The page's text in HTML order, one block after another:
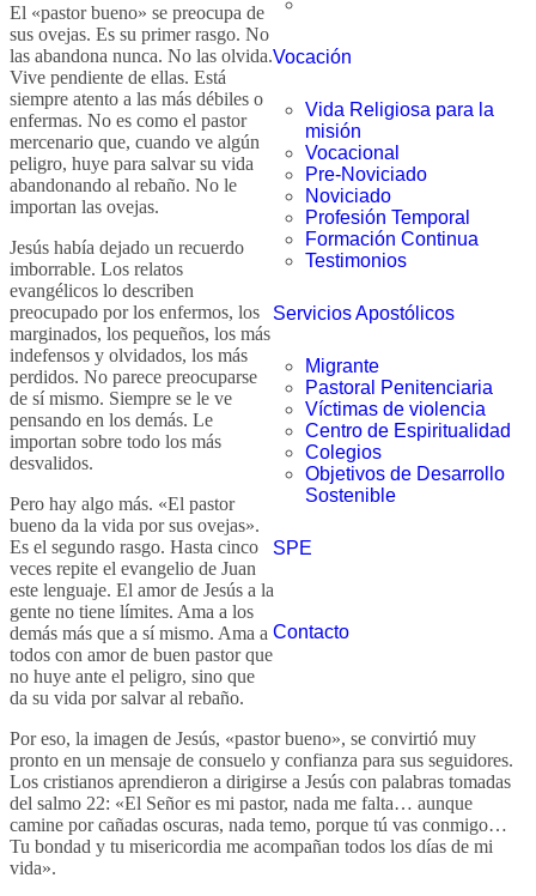
Vocación
Vida Religiosa para la
misión
Vocacional
Pre-Noviciado
Noviciado
Profesión Temporal
Formación Continua
Testimonios
Servicios Apostólicos
Migrante
Pastoral Penitenciaria
Víctimas de violencia
Centro de Espiritualidad
Colegios
Objetivos de Desarrollo
Sostenible
SPE
Contacto
El «pastor bueno» se preocupa de
sus ovejas. Es su primer rasgo. No
las abandona nunca. No las olvida.
Vive pendiente de ellas. Está
siempre atento a las más débiles o
enfermas. No es como el pastor
mercenario que, cuando ve algún
peligro, huye para salvar su vida
abandonando al rebaño. No le
importan las ovejas.
Jesús había dejado un recuerdo
imborrable. Los relatos
evangélicos lo describen
preocupado por los enfermos, los
marginados, los pequeños, los más
indefensos y olvidados, los más
perdidos. No parece preocuparse
de sí mismo. Siempre se le ve
pensando en los demás. Le
importan sobre todo los más
desvalidos.
Pero hay algo más. «El pastor
bueno da la vida por sus ovejas».
Es el segundo rasgo. Hasta cinco
veces repite el evangelio de Juan
este lenguaje. El amor de Jesús a la
gente no tiene límites. Ama a los
demás más que a sí mismo. Ama a
todos con amor de buen pastor que
no huye ante el peligro, sino que
da su vida por salvar al rebaño.
Por eso, la imagen de Jesús, «pastor bueno», se convirtió muy
pronto en un mensaje de consuelo y confianza para sus seguidores.
Los cristianos aprendieron a dirigirse a Jesús con palabras tomadas
del salmo 22: «El Señor es mi pastor, nada me falta… aunque
camine por cañadas oscuras, nada temo, porque tú vas conmigo…
Tu bondad y tu misericordia me acompañan todos los días de mi
vida».